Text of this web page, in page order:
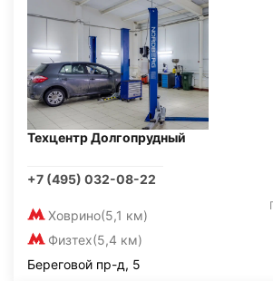
Техцентр Долгопрудный
+7 (495) 032-08-22
Ховрино(5,1 км)
Физтех(5,4 км)
Береговой пр-д, 5